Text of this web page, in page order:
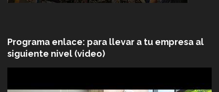
Programa enlace: para llevar a tu empresa al
siguiente nivel (video)